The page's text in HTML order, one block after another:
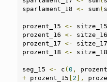
sparlament_18 <- sum(
prozent_15 <-
prozent_16 <-
prozent_17 <-
prozent_18 <-
seg_15 <- c (0 ,
+ prozent_15 [ 2 ],